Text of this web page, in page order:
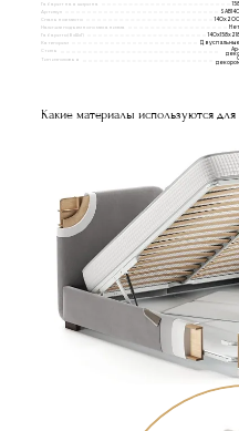
Габаритная ширина
158
Артикул
SAB140
Спальное место
140x200
Наличие подъемного механизма
Нет
Габариты(ВxШxГ)
140х158х218
Категории
Двуспальные
Стиль
Ар-
деко
Тип изголовья
декором
Какие материалы используются